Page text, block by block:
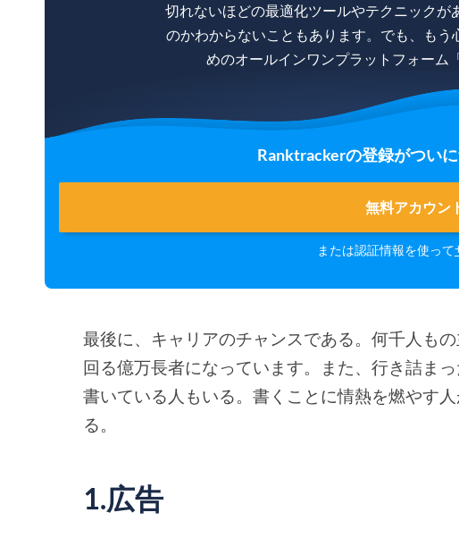
切れないほどの最適化ツールやテクニック
のかわからないこともあります。でも、もう
めのオールインワンプラットフォーム
Ranktrackerの登録がついに
無料アカウン
または認証情報を使って
最後に、キャリアのチャンスである。何千人も
回る億万長者になっています。また、行き詰ま
書いている人もいる。書くことに情熱を燃やす
る。
1.広告